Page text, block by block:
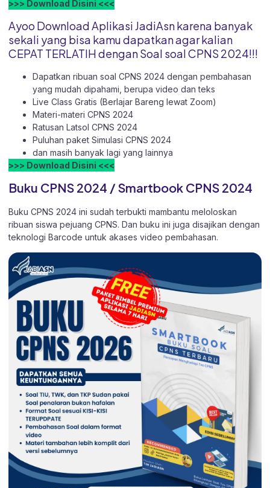
>>> Download Disini <<<
Ayoo Download Aplikasi JadiAsn karena banyak
sekali yang bisa kamu dapatkan agar kalian
CEPAT TERLATIH dengan Soal soal CPNS 2024!!!
Dapatkan ribuan soal CPNS 2024 dengan pembahasan
yang mudah dipahami, berupa video dan teks
Live Class Gratis (Berlajar Bareng lewat Zoom)
Materi-materi CPNS 2024
Ratusan Latsol CPNS 2024
Puluhan paket Simulasi CPNS 2024
dan masih banyak lagi yang lainnya
>>> Download Disini <<<
Buku CPNS 2024 / Smartbook CPNS 2024
Buku CPNS 2024 ini sudah terbukti mambantu meloloskan
ribuan siswa pejuang CPNS. Dan buku ini juga disajikan dengan
teknologi Barcode untuk akases video pembahasan.